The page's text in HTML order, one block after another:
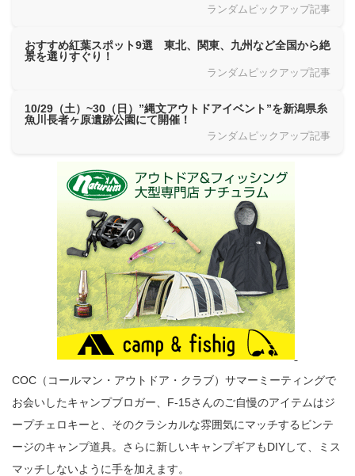
ランダムピックアップ記事
おすすめ紅葉スポット9選 東北、関東、九州など全国から絶
景を選りすぐり！
ランダムピックアップ記事
10/29（土）~30（日）”縄文アウトドアイベント”を新潟県糸
魚川長者ヶ原遺跡公園にて開催！
ランダムピックアップ記事
COC（コールマン・アウトドア・クラブ）サマーミーティングで
お会いしたキャンプブロガー、F-15さんのご自慢のアイテムはジ
ープチェロキーと、そのクラシカルな雰囲気にマッチするビンテ
ージのキャンプ道具。さらに新しいキャンプギアもDIYして、ミス
マッチしないように手を加えます。